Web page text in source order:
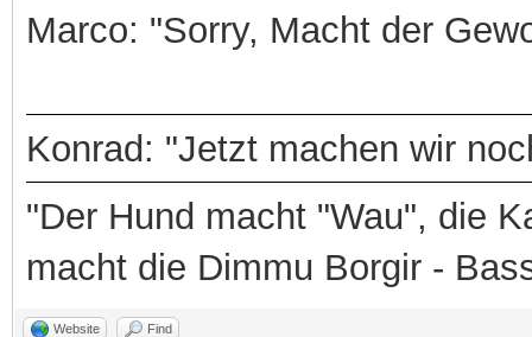
Marco: "Sorry, Macht der
Konrad: "Jetzt machen wir
"Der Hund macht "Wau", die
macht die Dimmu Borgir -
Website Find